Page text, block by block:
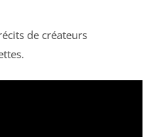
de créateurs